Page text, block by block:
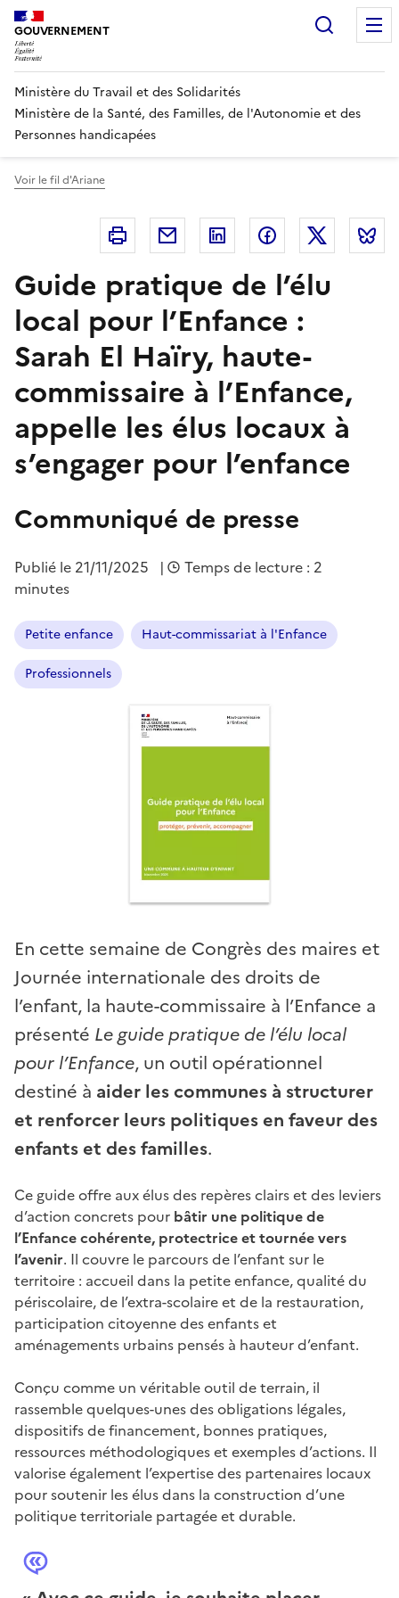
Panneau de gestion des cookies
GOUVERNEMENT
Ministère du Travail et des Solidarités
Ministère de la Santé, des Familles, de l'Autonomie et des
Personnes handicapées
Voir le fil d'Ariane
Imprimer Courriel Linkedin FacebookTwitter
Guide pratique de l’élu
local pour l’Enfance :
Sarah El Haïry, haute-
commissaire à l’Enfance,
appelle les élus locaux à
s’engager pour l’enfance
Communiqué de presse
Publié le 21/11/2025 |
Temps de lecture : 2
minutes
Petite enfance Haut-commissariat à l'Enfance
Professionnels
En cette semaine de Congrès des maires et
Journée internationale des droits de
l’enfant, la haute-commissaire à l’Enfance a
présenté Le guide pratique de l’élu local
pour l’Enfance, un outil opérationnel
destiné à aider les communes à structurer
et renforcer leurs politiques en faveur des
enfants et des familles.
Ce guide offre aux élus des repères clairs et des leviers
d’action concrets pour bâtir une politique de
l’Enfance cohérente, protectrice et tournée vers
l’avenir. Il couvre le parcours de l’enfant sur le
territoire : accueil dans la petite enfance, qualité du
périscolaire, de l’extra-scolaire et de la restauration,
participation citoyenne des enfants et
aménagements urbains pensés à hauteur d’enfant.
Conçu comme un véritable outil de terrain, il
rassemble quelques-unes des obligations légales,
dispositifs de financement, bonnes pratiques,
ressources méthodologiques et exemples d’actions. Il
valorise également l’expertise des partenaires locaux
pour soutenir les élus dans la construction d’une
politique territoriale partagée et durable.